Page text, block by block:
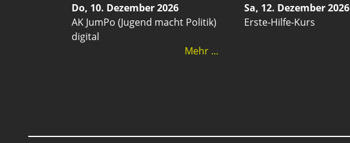
Do, 10. Dezember 2026
AK JumPo (Jugend macht Politik)
digital
Mehr ...
Sa, 12. Dezember 2026
Erste-Hilfe-Kurs